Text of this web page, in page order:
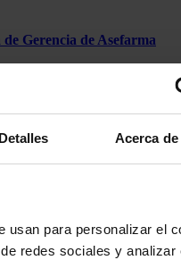
Detalles Acerca
usan para personalizar el
redes sociales y analizar
Gerencia de Asefarma